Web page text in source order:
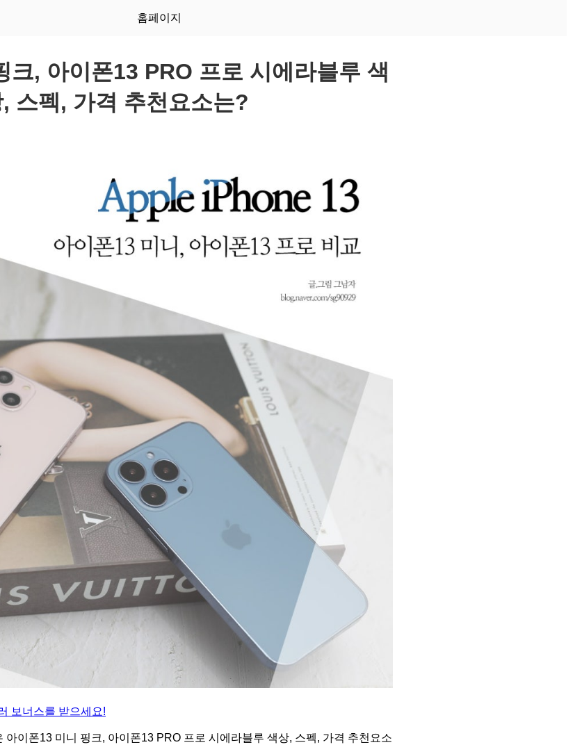
홈페이지
크, 아이폰13 PRO 프로 시에라블루 색
스펙, 가격 추천요소는?
보너스를 받으세요!
아이폰13 미니 핑크, 아이폰13 PRO 프로 시에라블루 색상, 스펙, 가격 추천요소